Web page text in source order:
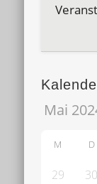
M D
29 30